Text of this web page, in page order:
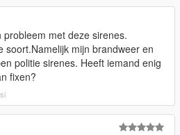
probleem met deze sirenes.
soort.Namelijk mijn brandweer en
politie sirenes. Heeft iemand enig
fixen?